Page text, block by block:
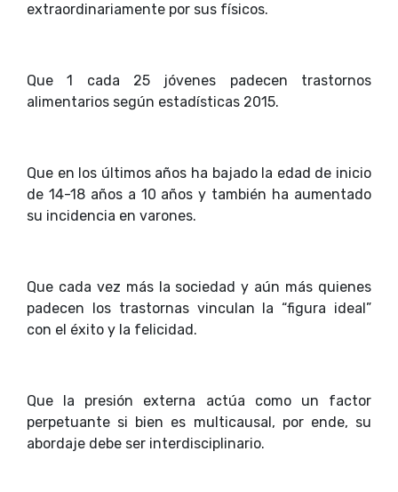
extraordinariamente por sus físicos.
Que 1 cada 25 jóvenes padecen trastornos
alimentarios según estadísticas 2015.
Que en los últimos años ha bajado la edad de inicio
de 14-18 años a 10 años y también ha aumentado
su incidencia en varones.
Que cada vez más la sociedad y aún más quienes
padecen los trastornas vinculan la “figura ideal”
con el éxito y la felicidad.
Que la presión externa actúa como un factor
perpetuante si bien es multicausal, por ende, su
abordaje debe ser interdisciplinario.